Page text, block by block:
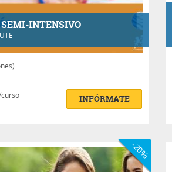
SEMI-INTENSIVO
INFÓRMATE
-20%